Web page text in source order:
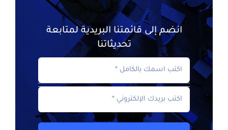
انضم إلى قائمتنا البريدية لمتابعة
تحديثاتنا